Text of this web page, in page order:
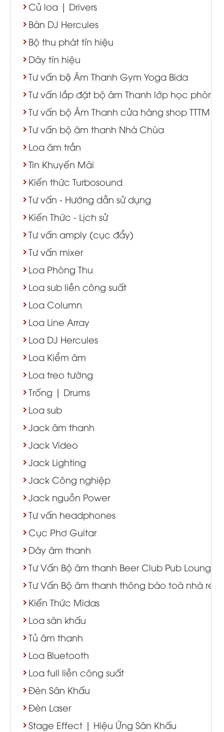
Củ loa | Drivers
Bàn DJ Hercules
Bộ thu phát tín hiệu
Dây tín hiệu
Tư vấn bộ Âm Thanh Gym Yoga Bida
Tư vấn lắp đặt bộ âm Thanh lớp học phòng
Tư vấn bộ Âm Thanh cửa hàng shop TTTM
Tư vấn bộ âm thanh Nhà Chùa
Loa âm trần
Tin Khuyến Mãi
Kiến thức Turbosound
Tư vấn - Hướng dẫn sử dụng
Kiến Thức - Lịch sử
Tư vấn amply (cục đẩy)
Tư vấn mixer
Loa Phòng Thu
Loa sub liền công suất
Loa Column
Loa Line Array
Loa DJ Hercules
Loa Kiểm âm
Loa treo tường
Trống | Drums
Loa sub
Jack âm thanh
Jack Video
Jack Lighting
Jack Công nghiệp
Jack nguồn Power
Tư vấn headphones
Cục Phơ Guitar
Dây âm thanh
Tư Vấn Bộ âm thanh Beer Club Pub Lounge
Tư Vấn Bộ âm thanh thông báo toà nhà
Kiến Thức Midas
Loa sân khấu
Tủ âm thanh
Loa Bluetooth
Loa full liền công suất
Đèn Sân Khấu
Đèn Laser
Stage Effect | Hiệu Ứng Sân Khấu